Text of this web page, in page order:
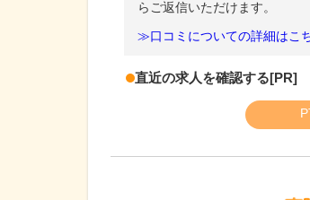
らご返信いただけます。
≫口コミについての詳細はこ
直近の求人を確認する[PR]